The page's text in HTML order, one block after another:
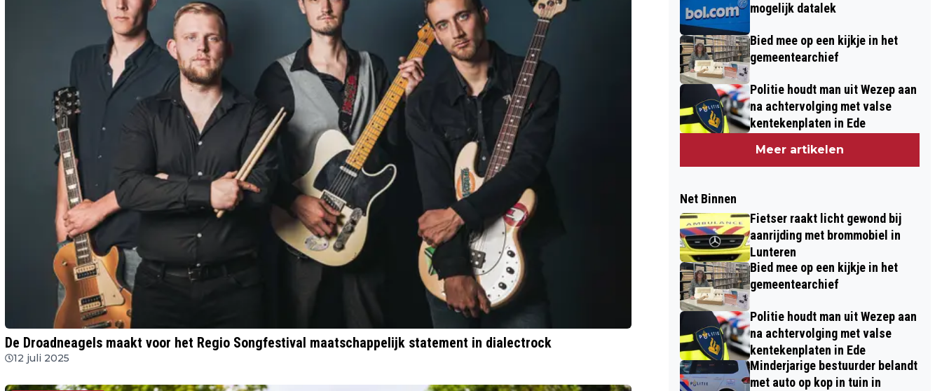
De Droadneagels maakt voor het Regio Songfestival maatschappelijk statement in dialectrock
12 juli 2025
mogelijk datalek
Bied mee op een kijkje in het
gemeentearchief
Politie houdt man uit Wezep aan
na achtervolging met valse
kentekenplaten in Ede
Meer artikelen
Net Binnen
Fietser raakt licht gewond bij
aanrijding met brommobiel in
Lunteren
Bied mee op een kijkje in het
gemeentearchief
Politie houdt man uit Wezep aan
na achtervolging met valse
kentekenplaten in Ede
Minderjarige bestuurder belandt
met auto op kop in tuin in